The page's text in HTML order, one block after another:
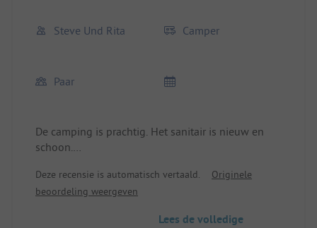
Steve Und Rita Camper
Paar
De camping is prachtig. Het sanitair is nieuw en
schoon.
California 2 personen en elektra) Dus 22. t/m
23.Okober 2023 met bouwlawaai vanaf klok 6.30 .
Deze recensie is automatisch vertaald.
Originele
beoordeling weergeven
Lees de volledige